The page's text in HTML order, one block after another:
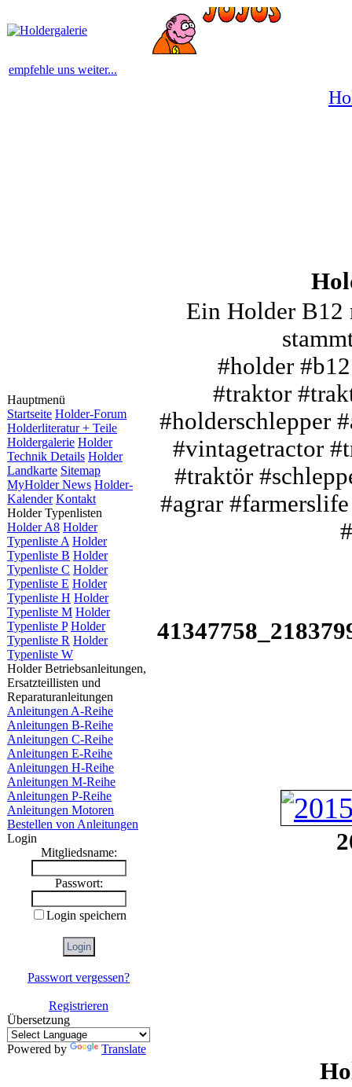
empfehle uns weiter...
Hauptmenü
Startseite Holder-Forum
Holderliteratur + Teile
Holdergalerie Holder
Technik Details Holder
Landkarte Sitemap
MyHolder News Holder-
Kalender Kontakt
Holder Typenlisten
Holder A8 Holder
Typenliste A Holder
Typenliste B Holder
Typenliste C Holder
Typenliste E Holder
Typenliste H Holder
Typenliste M Holder
Typenliste P Holder
Typenliste R Holder
Typenliste W
Holder Betriebsanleitungen,
Ersatzteillisten und
Reparaturanleitungen
Anleitungen A-Reihe
Anleitungen B-Reihe
Anleitungen C-Reihe
Anleitungen E-Reihe
Anleitungen H-Reihe
Anleitungen M-Reihe
Anleitungen P-Reihe
Anleitungen Motoren
Bestellen von Anleitungen
Login
Mitgliedsname:
Passwort:
Login speichern
Passwort vergessen?
Registrieren
Übersetzung
Powered by Translate
Ein Holder B12
#holder
#traktor
#holderschlepper
#vintagetractor
#traktör
#agrar